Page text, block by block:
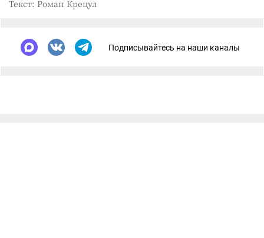
Текст: Роман Крецул
Подписывайтесь на наши каналы